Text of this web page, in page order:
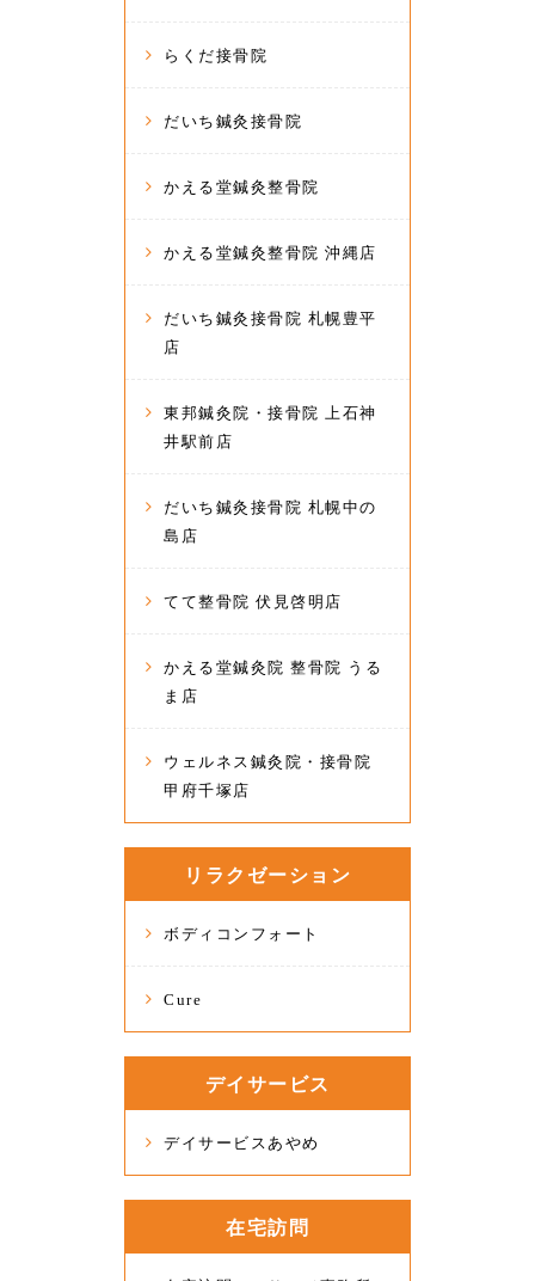
らくだ接骨院
だいち鍼灸接骨院
かえる堂鍼灸整骨院
かえる堂鍼灸整骨院 沖縄店
だいち鍼灸接骨院 札幌豊平
店
東邦鍼灸院・接骨院 上石神
井駅前店
だいち鍼灸接骨院 札幌中の
島店
てて整骨院 伏見啓明店
かえる堂鍼灸院 整骨院 うる
ま店
ウェルネス鍼灸院・接骨院
甲府千塚店
リラクゼーション
ボディコンフォート
Cure
デイサービス
デイサービスあやめ
在宅訪問